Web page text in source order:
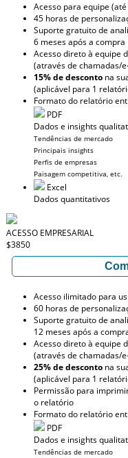
Acesso para equipe
45 horas de
Suporte gratuito de
6 meses após a compra
Acesso direto à equipe
(através de chamadas/
15% de desconto na
(aplicável para 1
Formato do relatório
PDF
Dados e insights
Tendências de mercado
Principais insights
Perfis de empresas
Paisagem competitiva, etc.
Excel
Dados quantitativos
ACESSO EMPRESARIAL
$3850
Acesso ilimitado para
60 horas de
Suporte gratuito de
12 meses após a
Acesso direto à equipe
(através de chamadas/
25% de desconto na
(aplicável para 1
Permissão para
o relatório
Formato do relatório
PDF
Dados e insights
Tendências de mercado